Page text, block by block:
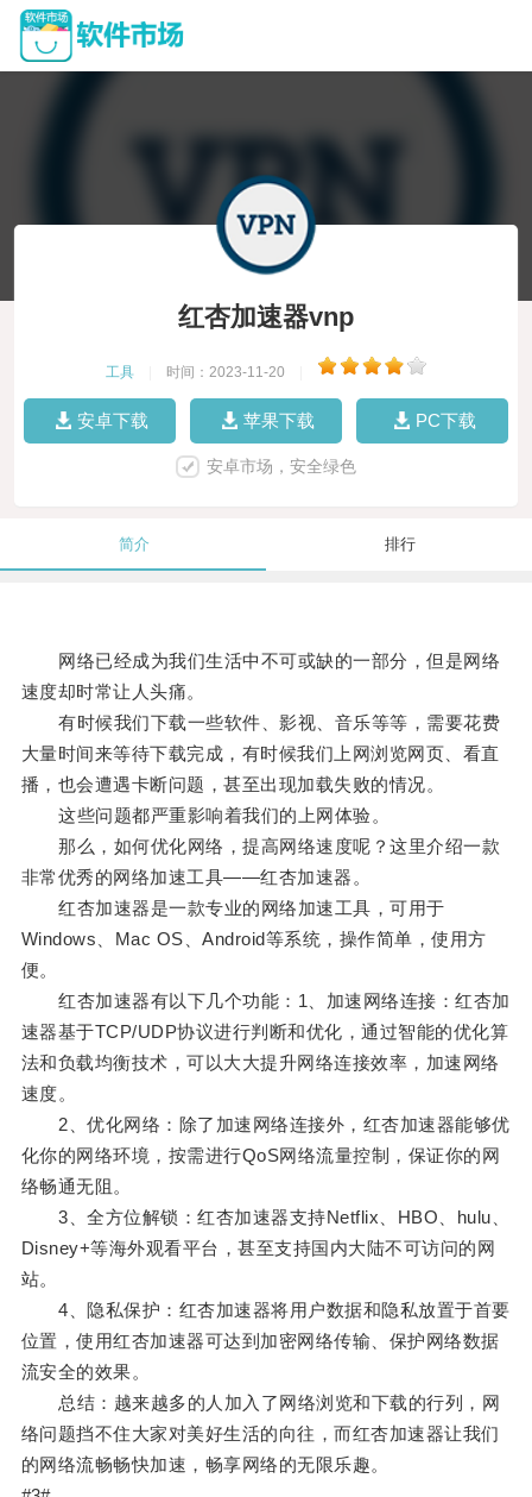
红杏加速器vnp
工具 时间：2023-11-20
安卓下载 苹果下载 PC下载
安卓市场，安全绿色
简介 排行
网络已经成为我们生活中不可或缺的一部分，但是网络
速度却时常让人头痛。
有时候我们下载一些软件、影视、音乐等等，需要花费
大量时间来等待下载完成，有时候我们上网浏览网页、看直
播，也会遭遇卡断问题，甚至出现加载失败的情况。
这些问题都严重影响着我们的上网体验。
那么，如何优化网络，提高网络速度呢？这里介绍一款
非常优秀的网络加速工具——红杏加速器。
红杏加速器是一款专业的网络加速工具，可用于
Windows、Mac OS、Android等系统，操作简单，使用方
便。
红杏加速器有以下几个功能：1、加速网络连接：红杏加
速器基于TCP/UDP协议进行判断和优化，通过智能的优化算
法和负载均衡技术，可以大大提升网络连接效率，加速网络
速度。
2、优化网络：除了加速网络连接外，红杏加速器能够优
化你的网络环境，按需进行QoS网络流量控制，保证你的网
络畅通无阻。
3、全方位解锁：红杏加速器支持Netflix、HBO、hulu、
Disney+等海外观看平台，甚至支持国内大陆不可访问的网
站。
4、隐私保护：红杏加速器将用户数据和隐私放置于首要
位置，使用红杏加速器可达到加密网络传输、保护网络数据
流安全的效果。
总结：越来越多的人加入了网络浏览和下载的行列，网
络问题挡不住大家对美好生活的向往，而红杏加速器让我们
的网络流畅畅快加速，畅享网络的无限乐趣。